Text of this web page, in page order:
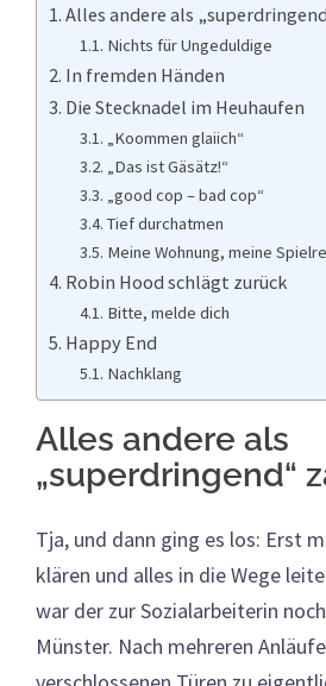
Alles andere als
Nichts für Ungeduldige
In fremden Händen
Die Stecknadel im Heuhaufen
„Koommen glaiich“
„Das ist Gäsätz!“
„good cop – bad cop“
Tief durchatmen
Meine Wohnung, meine
Robin Hood schlägt zurück
Bitte, melde dich
Happy End
Nachklang
Alles andere als
„superdringend“
Tja, und dann ging es los: Erst
klären und alles in die Wege
war der zur Sozialarbeiterin
Münster. Nach mehreren